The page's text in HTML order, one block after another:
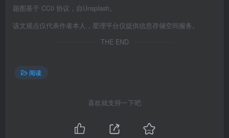
题图基于 CC0 协议，自Unsplash。
该文观点仅代表作者本人，星理平台仅提供信息存储空间服务。
THE END
阅读
喜欢就支持一下吧